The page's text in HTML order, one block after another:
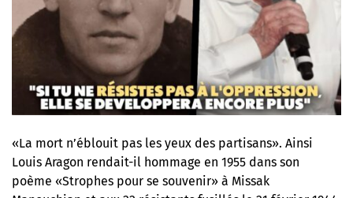
«La mort n’éblouit pas les yeux des partisans». Ainsi
Louis Aragon rendait-il hommage en 1955 dans son
poème «Strophes pour se souvenir» à Missak